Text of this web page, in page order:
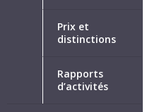
Prix et
distinctions
Rapports
d’activités